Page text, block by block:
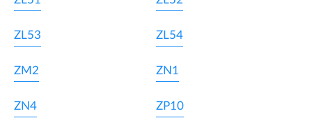
ZL53 ZL54
ZM2 ZN1
ZN4 ZP10